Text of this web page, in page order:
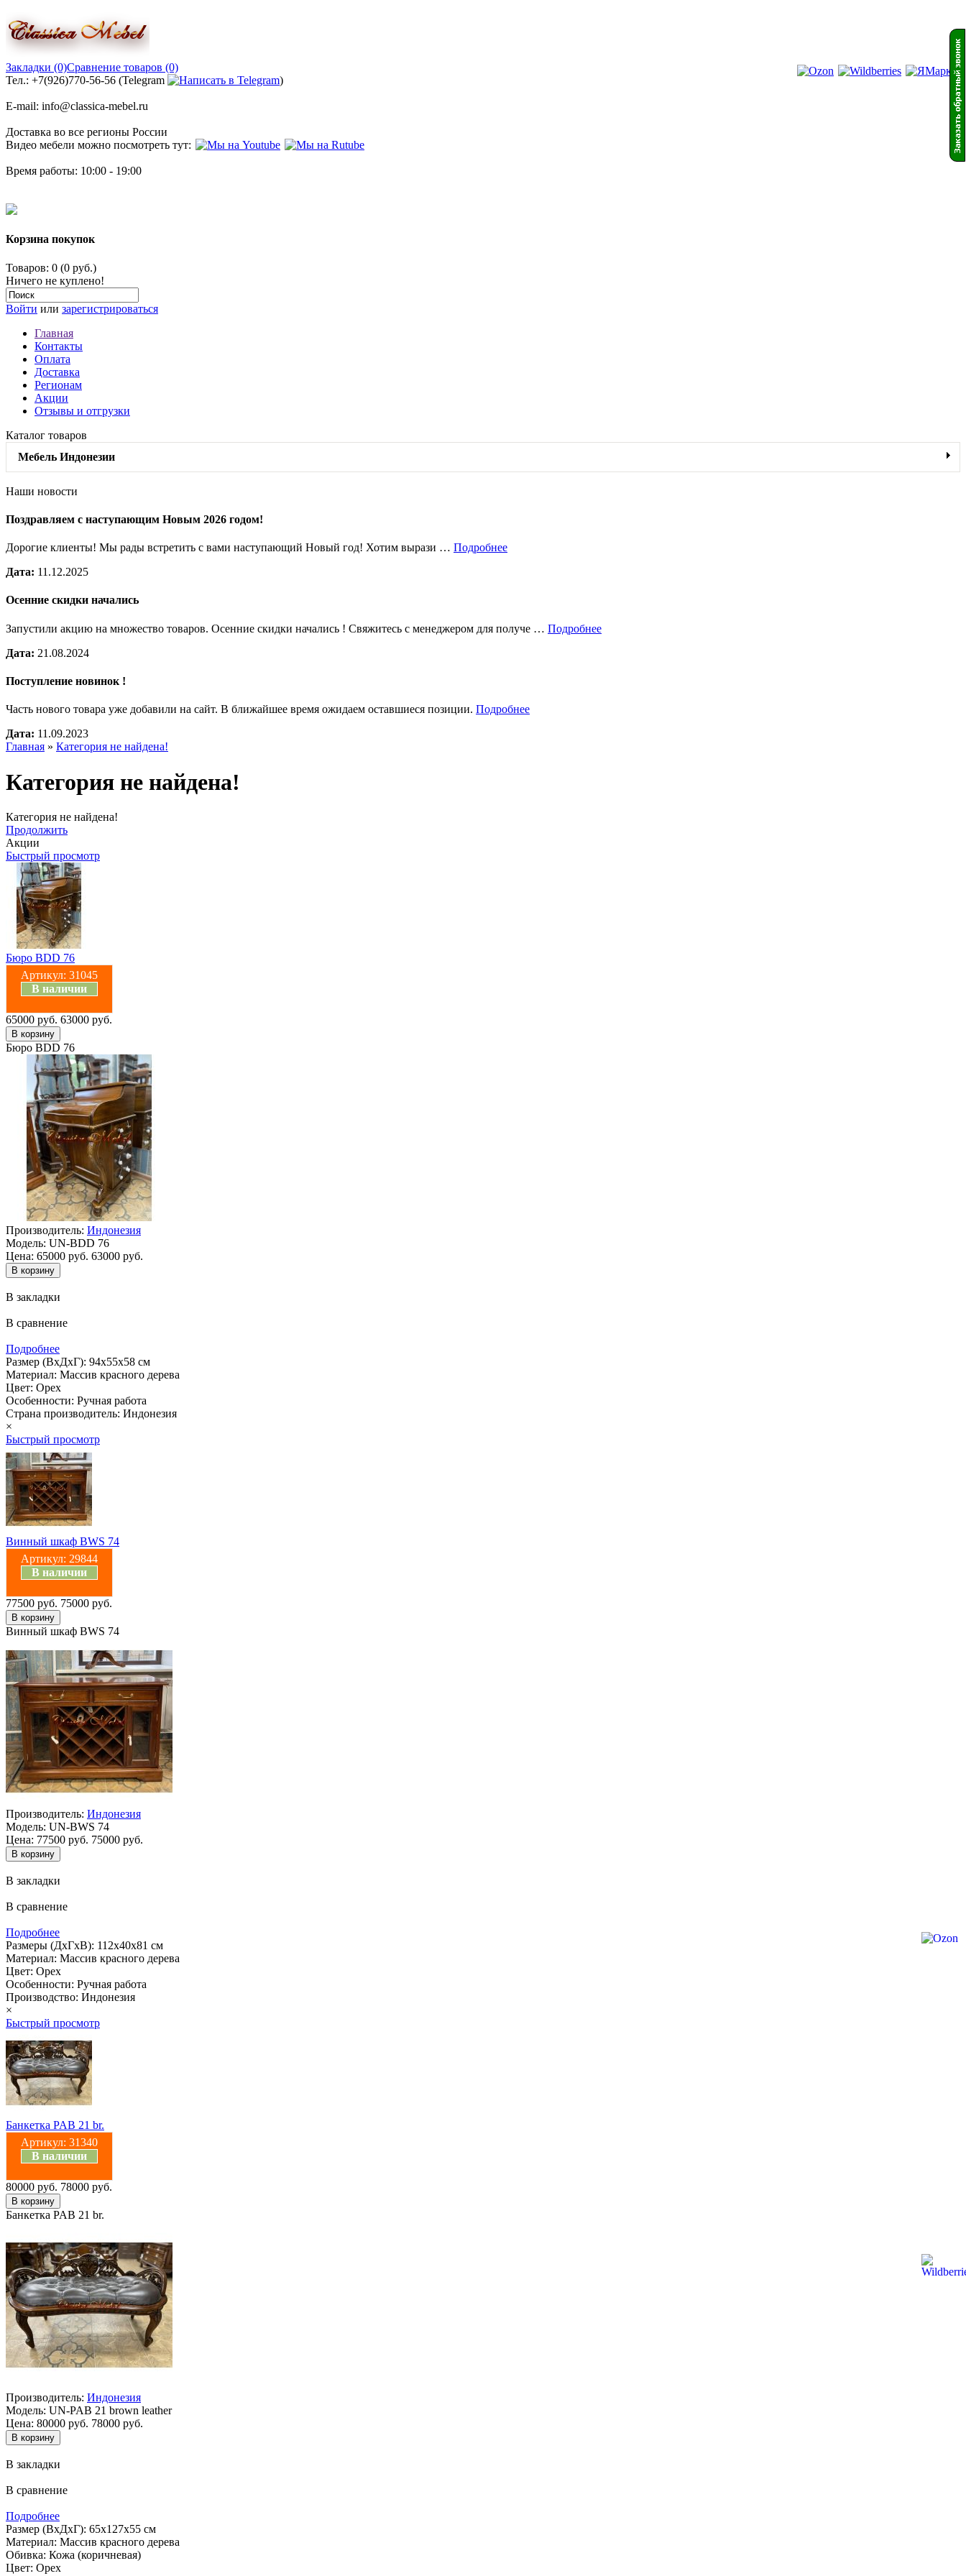
Закладки (0)Сравнение товаров (0)
Тел.: +7(926)770-56-56 (Telegram
)
E-mail: info@classica-mebel.ru
Доставка во все регионы России
Видео мебели можно посмотреть тут:
Время работы: 10:00 - 19:00
Корзина покупок
Товаров: 0 (0 руб.)
Ничего не куплено!
Войти или зарегистрироваться
Главная
Контакты
Оплата
Доставка
Регионам
Акции
Отзывы и отгрузки
Каталог товаров
Мебель Индонезии
Наши новости
Поздравляем с наступающим Новым 2026 годом!
Дорогие клиенты! Мы рады встретить с вами наступающий Новый год! Хотим вырази … Подробнее
Дата: 11.12.2025
Осенние скидки начались
Запустили акцию на множество товаров. Осенние скидки начались ! Свяжитесь с менеджером для получе … Подробнее
Дата: 21.08.2024
Поступление новинок !
Часть нового товара уже добавили на сайт. В ближайшее время ожидаем оставшиеся позиции. Подробнее
Дата: 11.09.2023
Главная » Категория не найдена!
Категория не найдена!
Категория не найдена!
Продолжить
Акции
Быстрый просмотр
Бюро BDD 76
Артикул: 31045
В наличии
65000 руб. 63000 руб.
Бюро BDD 76
Производитель: Индонезия
Модель: UN-BDD 76
Цена: 65000 руб. 63000 руб.
В закладки
В сравнение
Подробнее
Размер (ВхДхГ): 94х55х58 см
Материал: Массив красного дерева
Цвет: Орех
Особенности: Ручная работа
Страна производитель: Индонезия
×
Быстрый просмотр
Винный шкаф BWS 74
Артикул: 29844
В наличии
77500 руб. 75000 руб.
Винный шкаф BWS 74
Производитель: Индонезия
Модель: UN-BWS 74
Цена: 77500 руб. 75000 руб.
В закладки
В сравнение
Подробнее
Размеры (ДхГхВ): 112х40х81 см
Материал: Массив красного дерева
Цвет: Орех
Особенности: Ручная работа
Производство: Индонезия
×
Быстрый просмотр
Банкетка PAB 21 br.
Артикул: 31340
В наличии
80000 руб. 78000 руб.
Банкетка PAB 21 br.
Производитель: Индонезия
Модель: UN-PAB 21 brown leather
Цена: 80000 руб. 78000 руб.
В закладки
В сравнение
Подробнее
Размер (ВхДхГ): 65х127х55 см
Материал: Массив красного дерева
Обивка: Кожа (коричневая)
Цвет: Орех